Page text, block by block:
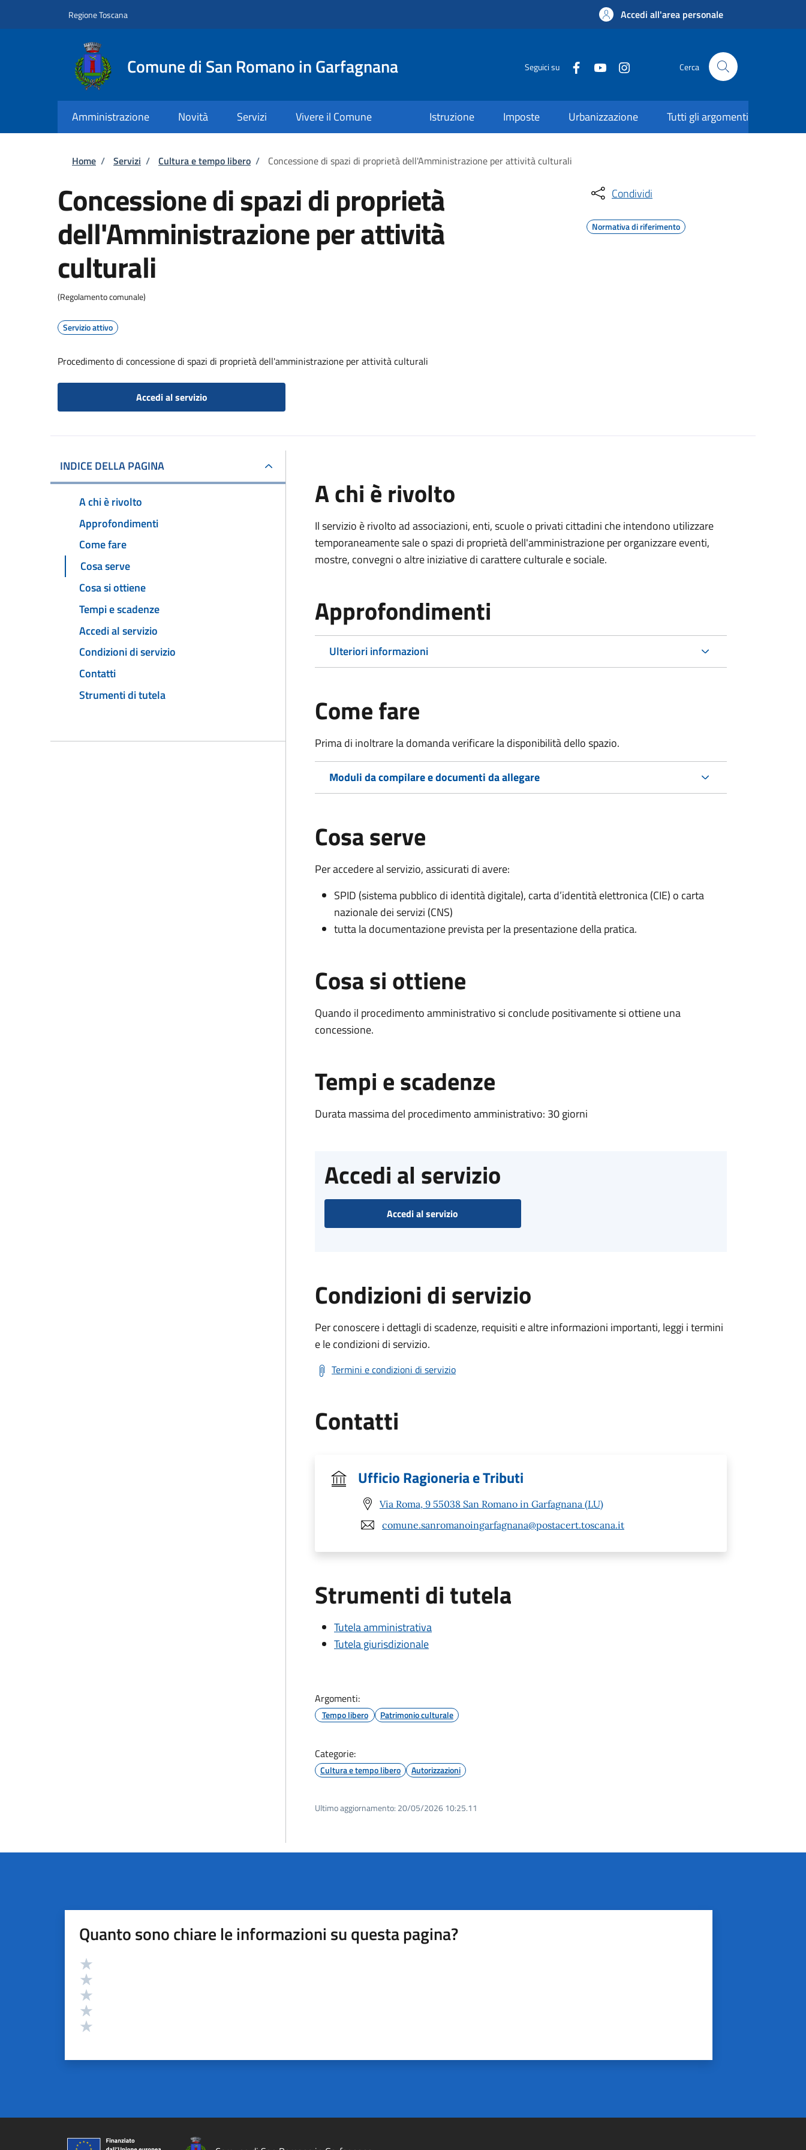
Regione Toscana Accedi all'area personale
Comune di San Romano in Garfagnana Seguici su Cerca
Amministrazione Novità Servizi Vivere il Comune Istruzione Imposte Urbanizzazione Tutti gli argomenti
Briciole di pane
Home / Servizi / Cultura e tempo libero / Concessione di spazi di proprietà dell'Amministrazione per attività culturali
Concessione di spazi di proprietà
dell'Amministrazione per attività
culturali
(Regolamento comunale)
Servizio attivo
Procedimento di concessione di spazi di proprietà dell'amministrazione per attività culturali
Accedi al servizio
Condividi
Normativa di riferimento
INDICE DELLA PAGINA
A chi è rivolto
Approfondimenti
Come fare
Cosa serve
Cosa si ottiene
Tempi e scadenze
Accedi al servizio
Condizioni di servizio
Contatti
Strumenti di tutela
A chi è rivolto
Il servizio è rivolto ad associazioni, enti, scuole o privati cittadini che intendono utilizzare
temporaneamente sale o spazi di proprietà dell'amministrazione per organizzare eventi,
mostre, convegni o altre iniziative di carattere culturale e sociale.
Approfondimenti
Ulteriori informazioni
Come fare
Prima di inoltrare la domanda verificare la disponibilità dello spazio.
Moduli da compilare e documenti da allegare
Cosa serve
Per accedere al servizio, assicurati di avere:
SPID (sistema pubblico di identità digitale), carta d’identità elettronica (CIE) o carta
nazionale dei servizi (CNS)
tutta la documentazione prevista per la presentazione della pratica.
Cosa si ottiene
Quando il procedimento amministrativo si conclude positivamente si ottiene una
concessione.
Tempi e scadenze
Durata massima del procedimento amministrativo: 30 giorni
Accedi al servizio
Accedi al servizio
Condizioni di servizio
Per conoscere i dettagli di scadenze, requisiti e altre informazioni importanti, leggi i termini
e le condizioni di servizio.
Termini e condizioni di servizio
Contatti
Ufficio Ragioneria e Tributi
Via Roma, 9 55038 San Romano in Garfagnana (LU)
comune.sanromanoingarfagnana@postacert.toscana.it
Strumenti di tutela
Tutela amministrativa
Tutela giurisdizionale
Argomenti:
Tempo libero Patrimonio culturale
Categorie:
Cultura e tempo libero Autorizzazioni
Ultimo aggiornamento: 20/05/2026 10:25.11
Quanto sono chiare le informazioni su questa pagina?
Valutazione